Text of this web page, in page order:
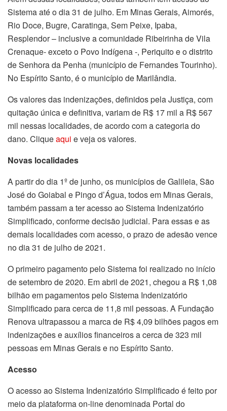
Sistema até o dia 31 de julho. Em Minas Gerais, Aimorés,
Rio Doce, Bugre, Caratinga, Sem Peixe, Ipaba,
Resplendor – inclusive a comunidade Ribeirinha de Vila
Crenaque- exceto o Povo Indígena -, Periquito e o distrito
de Senhora da Penha (município de Fernandes Tourinho).
No Espírito Santo, é o município de Marilândia.
Os valores das indenizações, definidos pela Justiça, com
quitação única e definitiva, variam de R$ 17 mil a R$ 567
mil nessas localidades, de acordo com a categoria do
dano. Cliqueaqui e veja os valores.
Novas localidades
A partir do dia 1º de junho, os municípios de Galileia, São
José do Goiabal e Pingo d’Água, todos em Minas Gerais,
também passam a ter acesso ao Sistema Indenizatório
Simplificado, conforme decisão judicial. Para essas e as
demais localidades com acesso, o prazo de adesão vence
no dia 31 de julho de 2021.
O primeiro pagamento pelo Sistema foi realizado no início
de setembro de 2020. Em abril de 2021, chegou a R$ 1,08
bilhão em pagamentos pelo Sistema Indenizatório
Simplificado para cerca de 11,8 mil pessoas. A Fundação
Renova ultrapassou a marca de R$ 4,09 bilhões pagos em
indenizações e auxílios financeiros a cerca de 323 mil
pessoas em Minas Gerais e no Espírito Santo.
Acesso
O acesso ao Sistema Indenizatório Simplificado é feito por
meio da plataforma on-line denominada Portal do